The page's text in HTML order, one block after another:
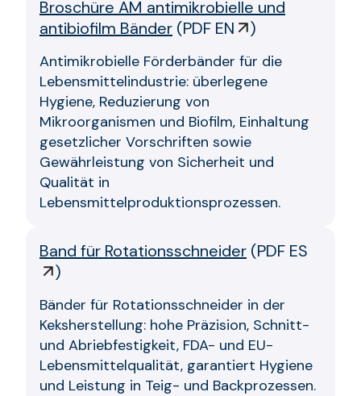
Broschüre AM antimikrobielle und
antibiofilm Bänder (PDF EN )
Antimikrobielle Förderbänder für die
Lebensmittelindustrie: überlegene
Hygiene, Reduzierung von
Mikroorganismen und Biofilm, Einhaltung
gesetzlicher Vorschriften sowie
Gewährleistung von Sicherheit und
Qualität in
Lebensmittelproduktionsprozessen.
Band für Rotationsschneider (PDF ES
)
Bänder für Rotationsschneider in der
Keksherstellung: hohe Präzision, Schnitt-
und Abriebfestigkeit, FDA- und EU-
Lebensmittelqualität, garantiert Hygiene
und Leistung in Teig- und Backprozessen.